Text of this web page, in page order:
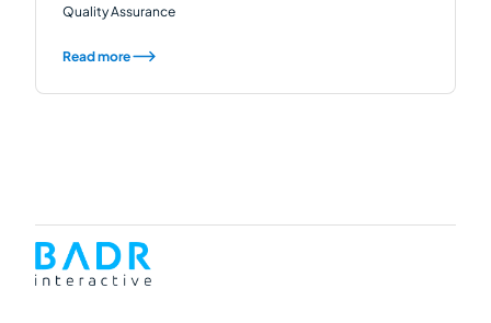
Quality Assurance
Read more